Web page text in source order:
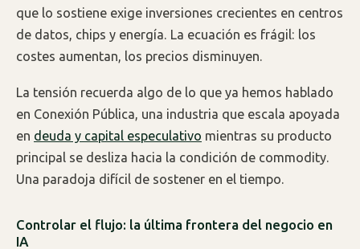
que lo sostiene exige inversiones crecientes en centros
de datos, chips y energía. La ecuación es frágil: los
costes aumentan, los precios disminuyen.
La tensión recuerda algo de lo que ya hemos hablado
en Conexión Pública, una industria que escala apoyada
en deuda y capital especulativo mientras su producto
principal se desliza hacia la condición de commodity.
Una paradoja difícil de sostener en el tiempo.
Controlar el flujo: la última frontera del negocio en
IA